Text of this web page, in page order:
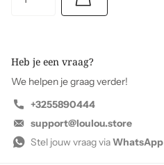
Heb je een vraag?
We helpen je graag verder!
+3255890444
support@loulou.store
Stel jouw vraag viaWhatsApp